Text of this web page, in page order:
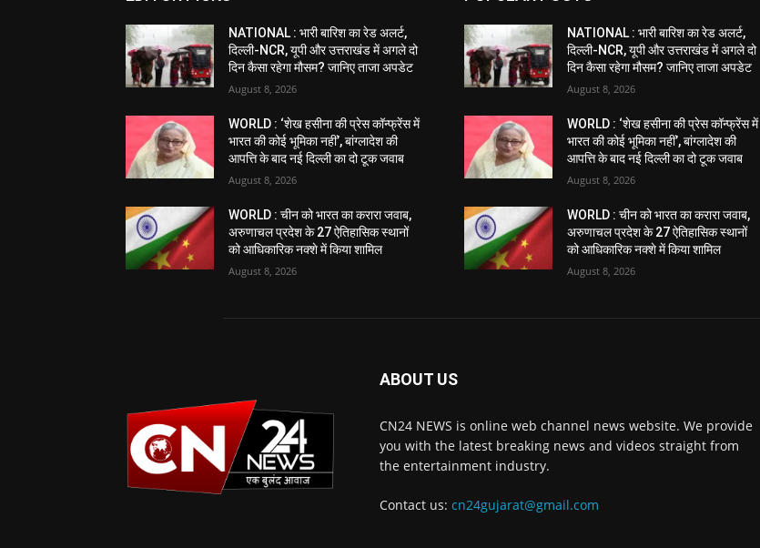
NATIONAL : भारी बारिश का रेड अलर्ट,
दिल्ली-NCR, यूपी और उत्तराखंड में अगले दो
दिन कैसा रहेगा मौसम? जानिए ताजा अपडेट
August 8, 2026
WORLD : ‘शेख हसीना की प्रेस कॉन्फ्रेंस में
भारत की कोई भूमिका नहीं’, बांग्लादेश की
आपत्ति के बाद नई दिल्ली का दो टूक जवाब
August 8, 2026
WORLD : चीन को भारत का करारा जवाब,
अरुणाचल प्रदेश के 27 ऐतिहासिक स्थानों
को आधिकारिक नक्शे में किया शामिल
August 8, 2026
NATIONAL : भारी बारिश का रेड अलर्ट,
दिल्ली-NCR, यूपी और उत्तराखंड में अगले दो
दिन कैसा रहेगा मौसम? जानिए ताजा अपडेट
August 8, 2026
WORLD : ‘शेख हसीना की प्रेस कॉन्फ्रेंस में
भारत की कोई भूमिका नहीं’, बांग्लादेश की
आपत्ति के बाद नई दिल्ली का दो टूक जवाब
August 8, 2026
WORLD : चीन को भारत का करारा जवाब,
अरुणाचल प्रदेश के 27 ऐतिहासिक स्थानों
को आधिकारिक नक्शे में किया शामिल
August 8, 2026
ABOUT US
CN24 NEWS is online web channel news website. We provide
you with the latest breaking news and videos straight from
the entertainment industry.
Contact us: cn24gujarat@gmail.com